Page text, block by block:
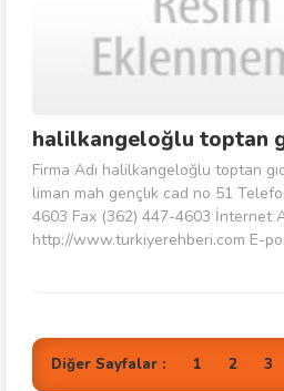
halilkangeloğlu toptan
Firma Adı halilkangeloğlu toptan
liman mah gençlık cad no 51
4603 Fax (362) 447-4603 İnternet
http://www.turkiyerehberi.com E-
Diğer Sayfalar : 1 2 3